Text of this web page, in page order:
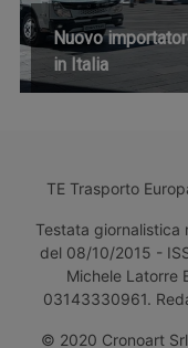
Nuovo
in Italia
TE Trasporto
Testata giornalistica
del 08/10/2015 -
Michele Latorre
03143330961.
© 2020 Cronoart